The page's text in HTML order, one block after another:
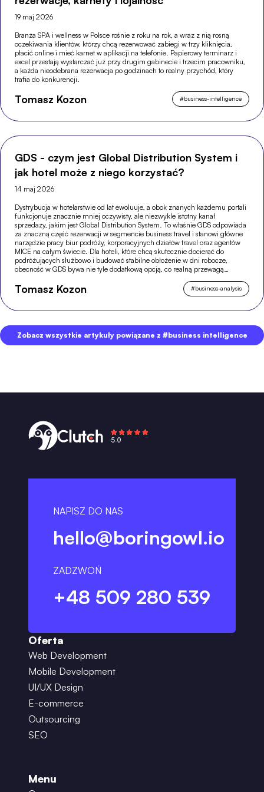
19 maj 2026
Branża SPA i wellness w Polsce rośnie z roku na rok, a wraz z nią rosną
oczekiwania klientów, którzy chcą rezerwować zabiegi w trzy kliknięcia,
płacić online i mieć karnet w aplikacji na telefonie. Papierowy terminarz i
excel przestają wystarczać już przy drugim gabinecie i trzecim pracowniku,
a każda nieodebrana rezerwacja po godzinach to realny przychód, który
trafia do konkurencji.
Tomasz Kozon #business-intelligence
GDS - czym jest Global Distribution System i
jak hotel może z niego korzystać?
14 maj 2026
Dystrybucja w hotelarstwie od lat ewoluuje, a obok znanych każdemu portali
funkcjonuje znacznie mniej oczywisty, ale niezwykle istotny kanał
sprzedaży, jakim jest Global Distribution System. To właśnie GDS odpowiada
za znaczną część rezerwacji w segmencie business travel i stanowi główne
narzędzie pracy biur podróży, korporacyjnych działów travel oraz agentów
MICE na całym świecie. Dla hoteli, które chcą skutecznie docierać do
podróżujących służbowo i budować stabilne obłożenie w dni robocze,
obecność w GDS bywa nie tyle dodatkową opcją, co realną przewagą
Tomasz Kozon #business-analysis
Zobacz wszystkie artykuły powiązane z #business intelligence
NAPISZ DO NAS
hello@boringowl.io
ZADZWOŃ
+48 509 280 539
Oferta
Web Development
Mobile Development
UI/UX Design
E-commerce
Outsourcing
SEO
Menu